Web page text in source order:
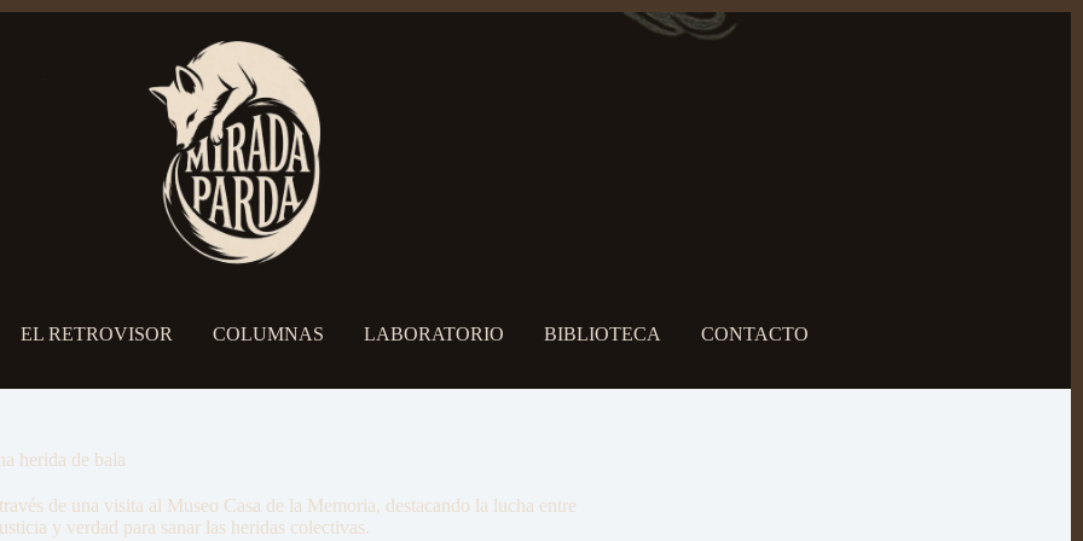
EL RETROVISOR COLUMNAS LABORATORIO BIBLIOTECA CONTACTO
herida de bala
de una visita al Museo Casa de la Memoria, destacando la lucha entre
y verdad para sanar las heridas colectivas.